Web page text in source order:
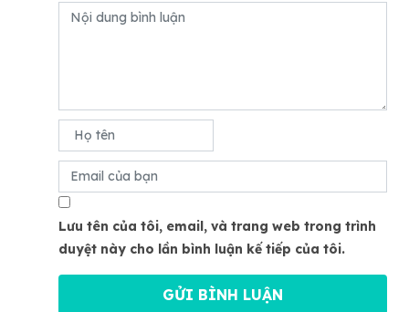
Lưu tên của tôi, email, và trang web trong trình
duyệt này cho lần bình luận kế tiếp của tôi.